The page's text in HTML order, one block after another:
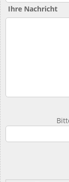
Ihre Nachricht